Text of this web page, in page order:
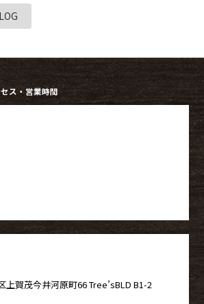
ス・営業時間
上賀茂今井河原町66 Tree’sBLD B1-2